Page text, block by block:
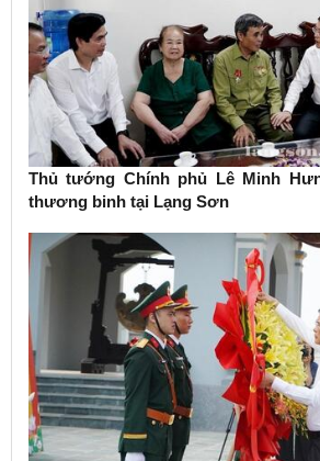
Thủ tướng Chính phủ Lê Minh
thương binh tại Lạng Sơn